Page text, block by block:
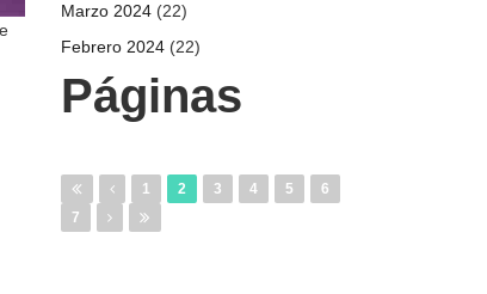
Marzo 2024 (22)
Febrero 2024 (22)
Páginas
1 2 3 4 5
6
7